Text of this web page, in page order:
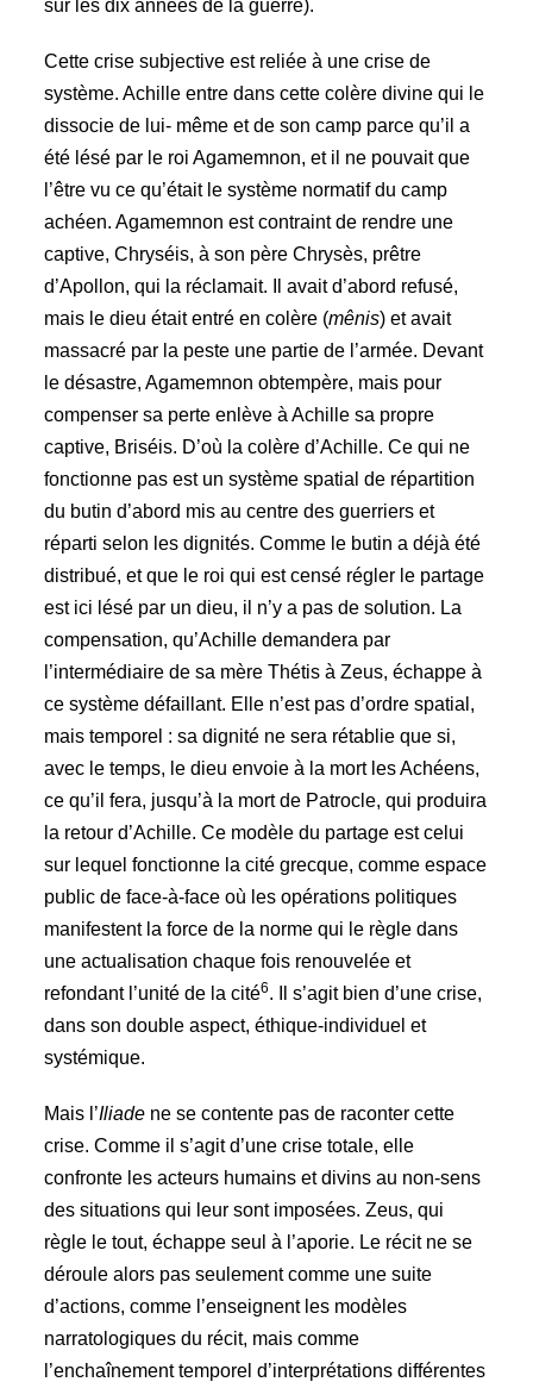
sur les dix années de la guerre).
Cette crise subjective est reliée à une crise de
système. Achille entre dans cette colère divine qui le
dissocie de lui- même et de son camp parce qu’il a
été lésé par le roi Agamemnon, et il ne pouvait que
l’être vu ce qu’était le système normatif du camp
achéen. Agamemnon est contraint de rendre une
captive, Chryséis, à son père Chrysès, prêtre
d’Apollon, qui la réclamait. Il avait d’abord refusé,
mais le dieu était entré en colère (mênis) et avait
massacré par la peste une partie de l’armée. Devant
le désastre, Agamemnon obtempère, mais pour
compenser sa perte enlève à Achille sa propre
captive, Briséis. D’où la colère d’Achille. Ce qui ne
fonctionne pas est un système spatial de répartition
du butin d’abord mis au centre des guerriers et
réparti selon les dignités. Comme le butin a déjà été
distribué, et que le roi qui est censé régler le partage
est ici lésé par un dieu, il n’y a pas de solution. La
compensation, qu’Achille demandera par
l’intermédiaire de sa mère Thétis à Zeus, échappe à
ce système défaillant. Elle n’est pas d’ordre spatial,
mais temporel : sa dignité ne sera rétablie que si,
avec le temps, le dieu envoie à la mort les Achéens,
ce qu’il fera, jusqu’à la mort de Patrocle, qui produira
la retour d’Achille. Ce modèle du partage est celui
sur lequel fonctionne la cité grecque, comme espace
public de face-à-face où les opérations politiques
manifestent la force de la norme qui le règle dans
une actualisation chaque fois renouvelée et
refondant l’unité de la cité6. Il s’agit bien d’une crise,
dans son double aspect, éthique-individuel et
systémique.
Mais l’Iliade ne se contente pas de raconter cette
crise. Comme il s’agit d’une crise totale, elle
confronte les acteurs humains et divins au non-sens
des situations qui leur sont imposées. Zeus, qui
règle le tout, échappe seul à l’aporie. Le récit ne se
déroule alors pas seulement comme une suite
d’actions, comme l’enseignent les modèles
narratologiques du récit, mais comme
l’enchaînement temporel d’interprétations différentes